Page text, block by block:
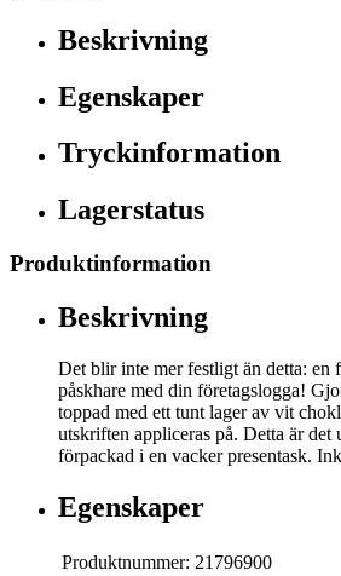
Beskrivning
Egenskaper
Tryckinformation
Lagerstatus
Produktinformation
Beskrivning
Det blir inte mer festligt än detta: en
påskhare med din företagslogga!
toppad med ett tunt lager av vit
utskriften appliceras på. Detta är det
förpackad i en vacker presentask.
Egenskaper
Produktnummer: 21796900